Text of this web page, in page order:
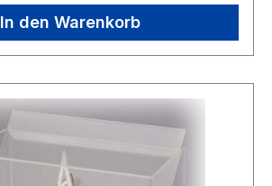
In den Warenkorb